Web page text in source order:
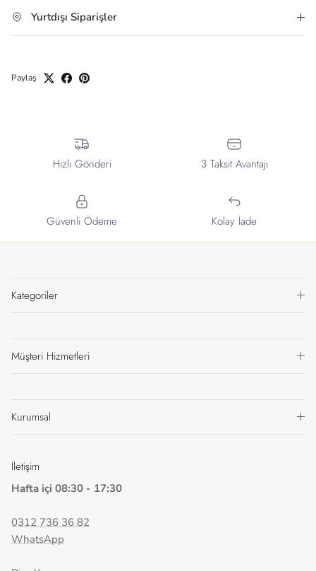
Yurtdışı Siparişler
Paylaş
Hızlı Gönderi 3 Taksit Avantajı
Güvenli Ödeme Kolay İade
Kategoriler
Müşteri Hizmetleri
Kurumsal
İletişim
Hafta içi 08:30 - 17:30
0312 736 36 82
WhatsApp